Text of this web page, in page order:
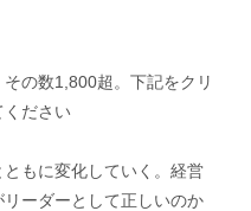
の数1,800超。下記をクリ
ください
もに変化していく。経営
ーダーとして正しいのか